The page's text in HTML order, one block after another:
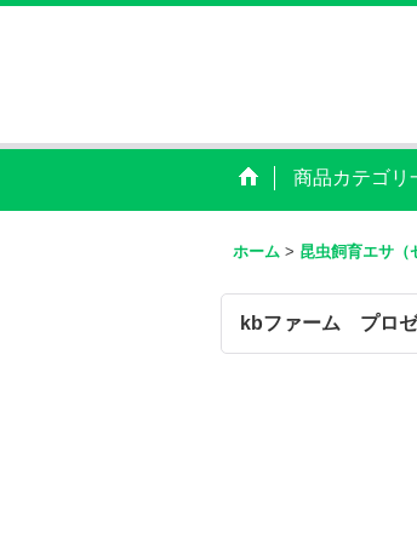
商品カテゴリ
ホーム > 昆虫飼育エサ（
kbファーム プロゼ